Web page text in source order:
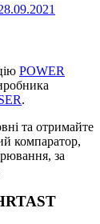
POWER
.
та отримайте
компаратор,
за